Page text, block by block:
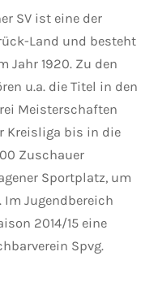
SV ist eine der
Land und besteht
Jahr 1920. Zu den
u.a. die Titel in den
Meisterschaften
Kreisliga bis in die
Zuschauer
Sportplatz, um
Im Jugendbereich
2014/15 eine
Spvg.